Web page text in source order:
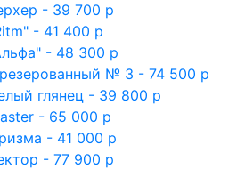
- 39 700 р
- 41 400 р
- 48 300 р
№ 3 - 74 500 р
глянец - 39 800 р
- 65 000 р
- 41 000 р
- 77 900 р